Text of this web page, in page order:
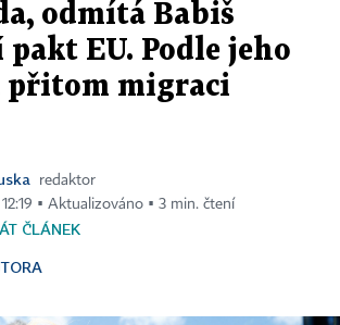
odmítá Babiš
EU. Podle jeho
přitom migraci
redaktor
12:19 ▪ Aktualizováno ▪ 3 min. čtení
ČLÁNEK